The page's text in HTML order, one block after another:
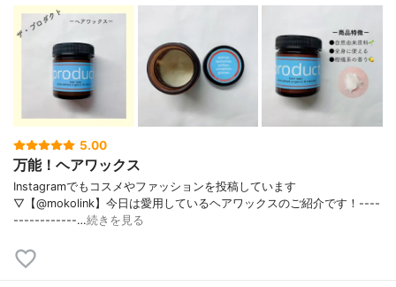
5.00
万能！ヘアワックス
Instagramでもコスメやファッションを投稿しています
▽【@mokolink】今日は愛用しているヘアワックスのご紹介です！ ----
------------…続きを見る